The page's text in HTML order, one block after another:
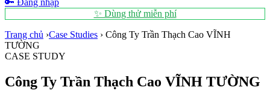
🔑 Đăng nhập
✨ Dùng thử miễn phí
Trang chủ ›Case Studies › Công Ty Trần Thạch Cao VĨNH
TƯỜNG
CASE STUDY
Công Ty Trần Thạch Cao VĨNH TƯỜNG